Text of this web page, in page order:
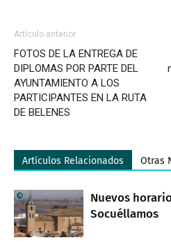
Artículo anterior
FOTOS DE LA ENTREGA DE
DIPLOMAS POR PARTE DEL
AYUNTAMIENTO A LOS
PARTICIPANTES EN LA RUTA
DE BELENES
Artículos Relacionados Otras
Nuevos
Socuéllamos